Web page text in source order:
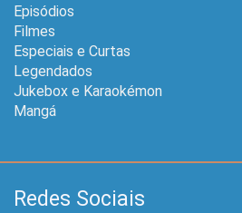
Episódios
Filmes
Especiais e Curtas
Legendados
Jukebox e Karaokémon
Mangá
Redes Sociais